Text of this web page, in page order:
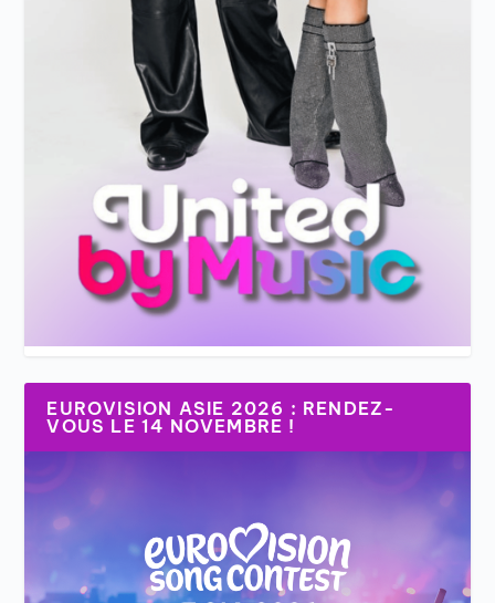
EUROVISION ASIE 2026 : RENDEZ-
VOUS LE 14 NOVEMBRE !